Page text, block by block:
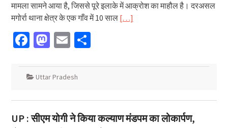
मामला सामने आया है, जिससे पूरे इलाके में आक्रोश का माहौल है। दरअसल
मगोर्रा थाना क्षेत्र के एक गाँव में 10 साल […]
Facebook
Mastodon
EmailShare
Uttar Pradesh
UP : सीएम योगी ने किया कल्याण मंडपम का लोकार्पण,